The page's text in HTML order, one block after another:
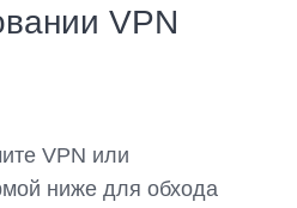
VPN
VPN или
ниже для обхода